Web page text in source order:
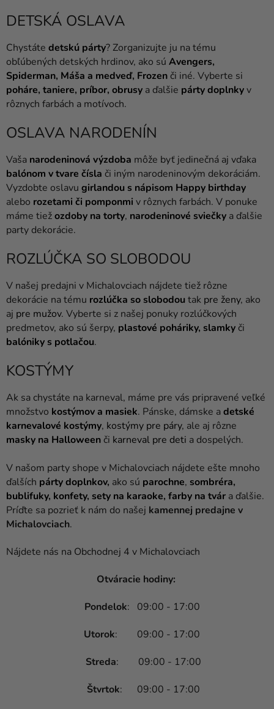
produkty
Témy
Výpredaj
nás
Párty
Blog
Kontakt
DETSKÁ OSLAVA
Chystáte detskú párty? Zorganizujte ju na tému
obľúbených detských hrdinov, ako sú Avengers,
Spiderman, Máša a medveď, Frozen či iné. Vyberte si
poháre, taniere, príbor, obrusy a ďalšie párty doplnkyv
rôznych farbách a motívoch.
OSLAVA NARODENÍN
Vaša narodeninová výzdoba môže byť jedinečná aj vďaka
balónom v tvare čísla či iným narodeninovým dekoráciám.
Vyzdobte oslavu girlandou s nápisom Happy birthday
alebo rozetami či pomponmi v rôznych farbách. V ponuke
máme tiežozdoby na torty, narodeninové sviečky a ďalšie
party dekorácie.
ROZLÚČKA SO SLOBODOU
V našej predajni v Michalovciach nájdete tiež rôzne
dekorácie na tému rozlúčka so slobodoutak pre ženy, ako
aj pre mužov. Vyberte si z našej ponuky rozlúčkových
predmetov, ako sú šerpy, plastové poháriky, slamky či
balóniky s potlačou.
KOSTÝMY
Ak sa chystáte na karneval, máme pre vás pripravené veľké
množstvo kostýmova masiek. Pánske, dámske adetské
karnevalové kostýmy, kostýmy pre páry, ale aj rôzne
masky na Halloween či karneval pre deti a dospelých.
V našom party shope v Michalovciach nájdete ešte mnoho
ďalších párty doplnkov, ako sú parochne, sombréra,
bublifuky, konfety, sety na karaoke, farby na tvár a ďalšie.
Príďte sa pozrieť k nám do našej kamennej predajne v
Michalovciach.
Nájdete nás na Obchodnej 4 v Michalovciach
Otváracie hodiny:
Pondelok: 09:00 - 17:00
Utorok: 09:00 - 17:00
Streda: 09:00 - 17:00
Štvrtok: 09:00 - 17:00